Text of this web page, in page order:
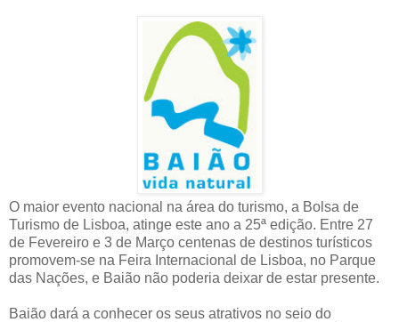
O maior evento nacional na área do turismo, a Bolsa de
Turismo de Lisboa, atinge este ano a 25ª edição. Entre 27
de Fevereiro e 3 de Março centenas de destinos turísticos
promovem-se na Feira Internacional de Lisboa, no Parque
das Nações, e Baião não poderia deixar de estar presente.
Baião dará a conhecer os seus atrativos no seio do